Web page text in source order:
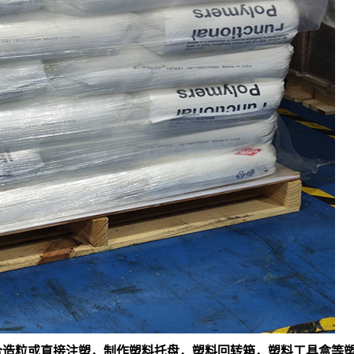
粒或直接注塑，制作塑料托盘，塑料回转箱，塑料工具盒等塑